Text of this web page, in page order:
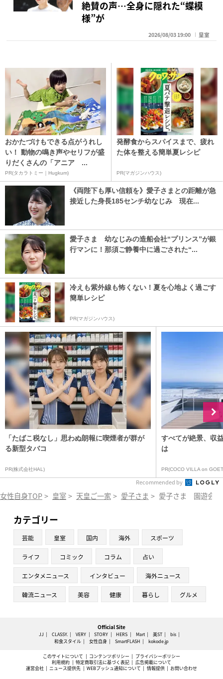
絶賛の声…全身に隠れた“蝶模
様”が
2026/08/03 19:00 皇室
おかたづけもできる点がうれし
い！ 動物の鳴き声やセリフが盛
りだくさんの「アニア ...
PR(タカラトミー｜Hugkum)
発酵食からスパイスまで、疲れ
た体を整える簡単夏レシピ
PR(マガジンハウス)
《両陛下も厚い信頼を》愛子さまとの距離が急
接近した身長185センチ幼なじみ 現在...
愛子さま 幼なじみの造船会社“プリンス”が銀
行マンに！那須ご静養中に過ごされた“...
冷えも紫外線も怖くない！夏を心地よく過ごす
簡単レシピ
PR(マガジンハウス)
「たばこ税なし」思わぬ朗報に喫煙者が群が
る新型タバコ
PR(株式会社HAL)
すべてが絶景、収
は
PR(COCO VILLA on
Recommended by
女性自身TOP > 皇室 > 天皇ご一家 > 愛子さま > 愛子さま 園遊会は
カテゴリー
芸能 皇室 国内 海外 スポーツ
ライフ コミック コラム 占い
エンタメニュース インタビュー 海外ニュース
韓流ニュース 美容 健康 暮らし グルメ
Official Site
JJ CLASSY. VERY STORY HERS Mart 美ST
bis
和食スタイル
女性自身 SmartFLASH kokode.jp
このサイトについて コンテンツポリシー
プライバシーポリシー
利用規約
特定商取引法に基づく表記
広告掲載について
運営会社
ニュース提供先 WEBプッシュ通知について 情報提供 お問い合わせ